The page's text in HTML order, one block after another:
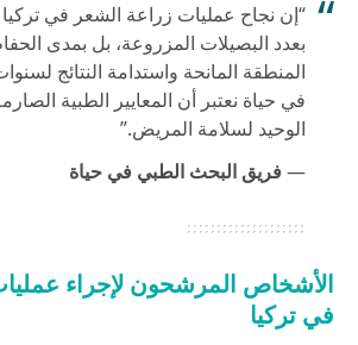
“إن نجاح عمليات زراعة الشعر في
بعدد البصيلات المزروعة، بل بمدى
المنطقة المانحة واستدامة النتائج
في حياة نعتبر أن المعايير الطبية
الوحيد لسلامة المريض.”
— فريق البحث الطبي في حياة
الأشخاص المرشحون لإجراء
في تركيا